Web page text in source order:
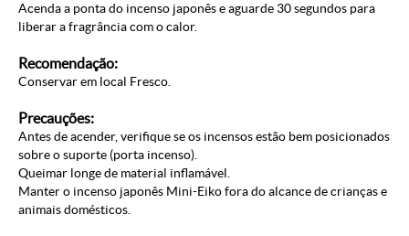
Acenda a ponta do incenso japonês e aguarde 30 segundos para
liberar a fragrância com o calor.
Recomendação:
Conservar em local Fresco.
Precauções:
Antes de acender, verifique se os incensos estão bem posicionados
sobre o suporte (porta incenso).
Queimar longe de material inflamável.
Manter o incenso japonês Mini-Eiko fora do alcance de crianças e
animais domésticos.